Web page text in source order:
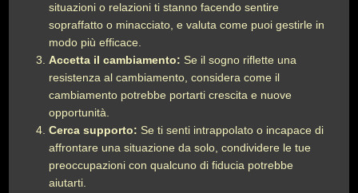
situazioni o relazioni ti stanno facendo sentire
sopraffatto o minacciato, e valuta come puoi gestirle in
modo più efficace.
Accetta il cambiamento: Se il sogno riflette una
resistenza al cambiamento, considera come il
cambiamento potrebbe portarti crescita e nuove
opportunità.
Cerca supporto: Se ti senti intrappolato o incapace di
affrontare una situazione da solo, condividere le tue
preoccupazioni con qualcuno di fiducia potrebbe
aiutarti.